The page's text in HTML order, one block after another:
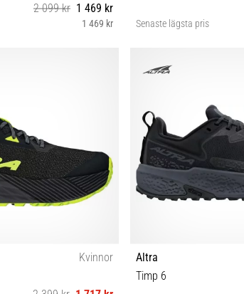
2 099 kr 1 469 kr
1 469 kr Senaste lägsta pris
Kvinnor
Altra
Timp 6